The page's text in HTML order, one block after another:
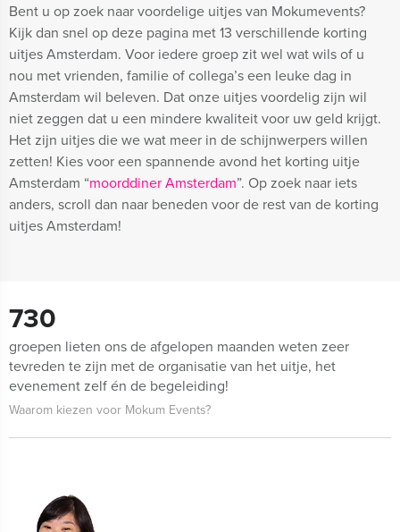
Bent u op zoek naar voordelige uitjes van Mokumevents?
Kijk dan snel op deze pagina met 13 verschillende korting
uitjes Amsterdam. Voor iedere groep zit wel wat wils of u
nou met vrienden, familie of collega’s een leuke dag in
Amsterdam wil beleven. Dat onze uitjes voordelig zijn wil
niet zeggen dat u een mindere kwaliteit voor uw geld krijgt.
Het zijn uitjes die we wat meer in de schijnwerpers willen
zetten! Kies voor een spannende avond het korting uitje
Amsterdam “moorddiner Amsterdam”. Op zoek naar iets
anders, scroll dan naar beneden voor de rest van de korting
uitjes Amsterdam!
730
groepen lieten ons de afgelopen maanden weten zeer
tevreden te zijn met de organisatie van het uitje, het
evenement zelf én de begeleiding!
Waarom kiezen voor Mokum Events?